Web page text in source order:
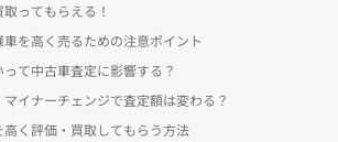
ってもらえる！
を高く売るための注意ポイント
て中古車査定に影響する？
イナーチェンジで査定額は変わる？
く評価・買取してもらう方法